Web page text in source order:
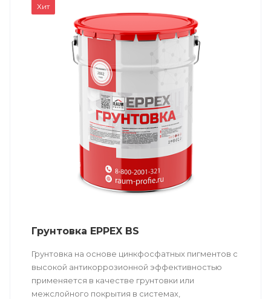
Хит
Грунтовка EPPEX BS
Грунтовка на основе цинкфосфатных пигментов с
высокой антикоррозионной эффективностью
применяется в качестве грунтовки или
межслойного покрытия в системах,